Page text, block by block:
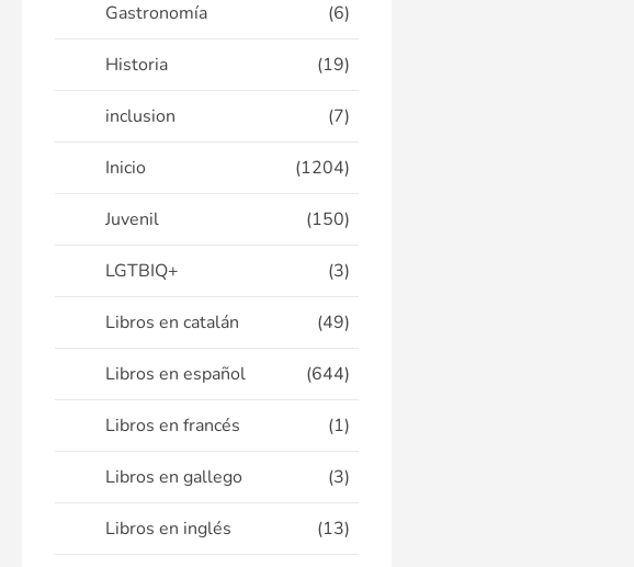
Gastronomía (6)
Historia (19)
inclusion (7)
Inicio (1204)
Juvenil (150)
LGTBIQ+ (3)
Libros en catalán (49)
Libros en español (644)
Libros en francés (1)
Libros en gallego (3)
Libros en inglés (13)